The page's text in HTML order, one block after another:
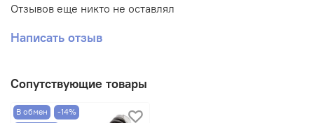
Отзывов еще никто не оставлял
Написать отзыв
Сопутствующие товары
В обмен
-14%